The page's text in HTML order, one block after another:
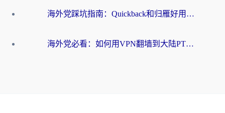
海外党踩坑指南：Quickback和归雁好用吗？选对加速器才能无缝刷国内资源
海外党必看：如何用VPN翻墙到大陆PTT？一篇解决你所有回国加速痛点